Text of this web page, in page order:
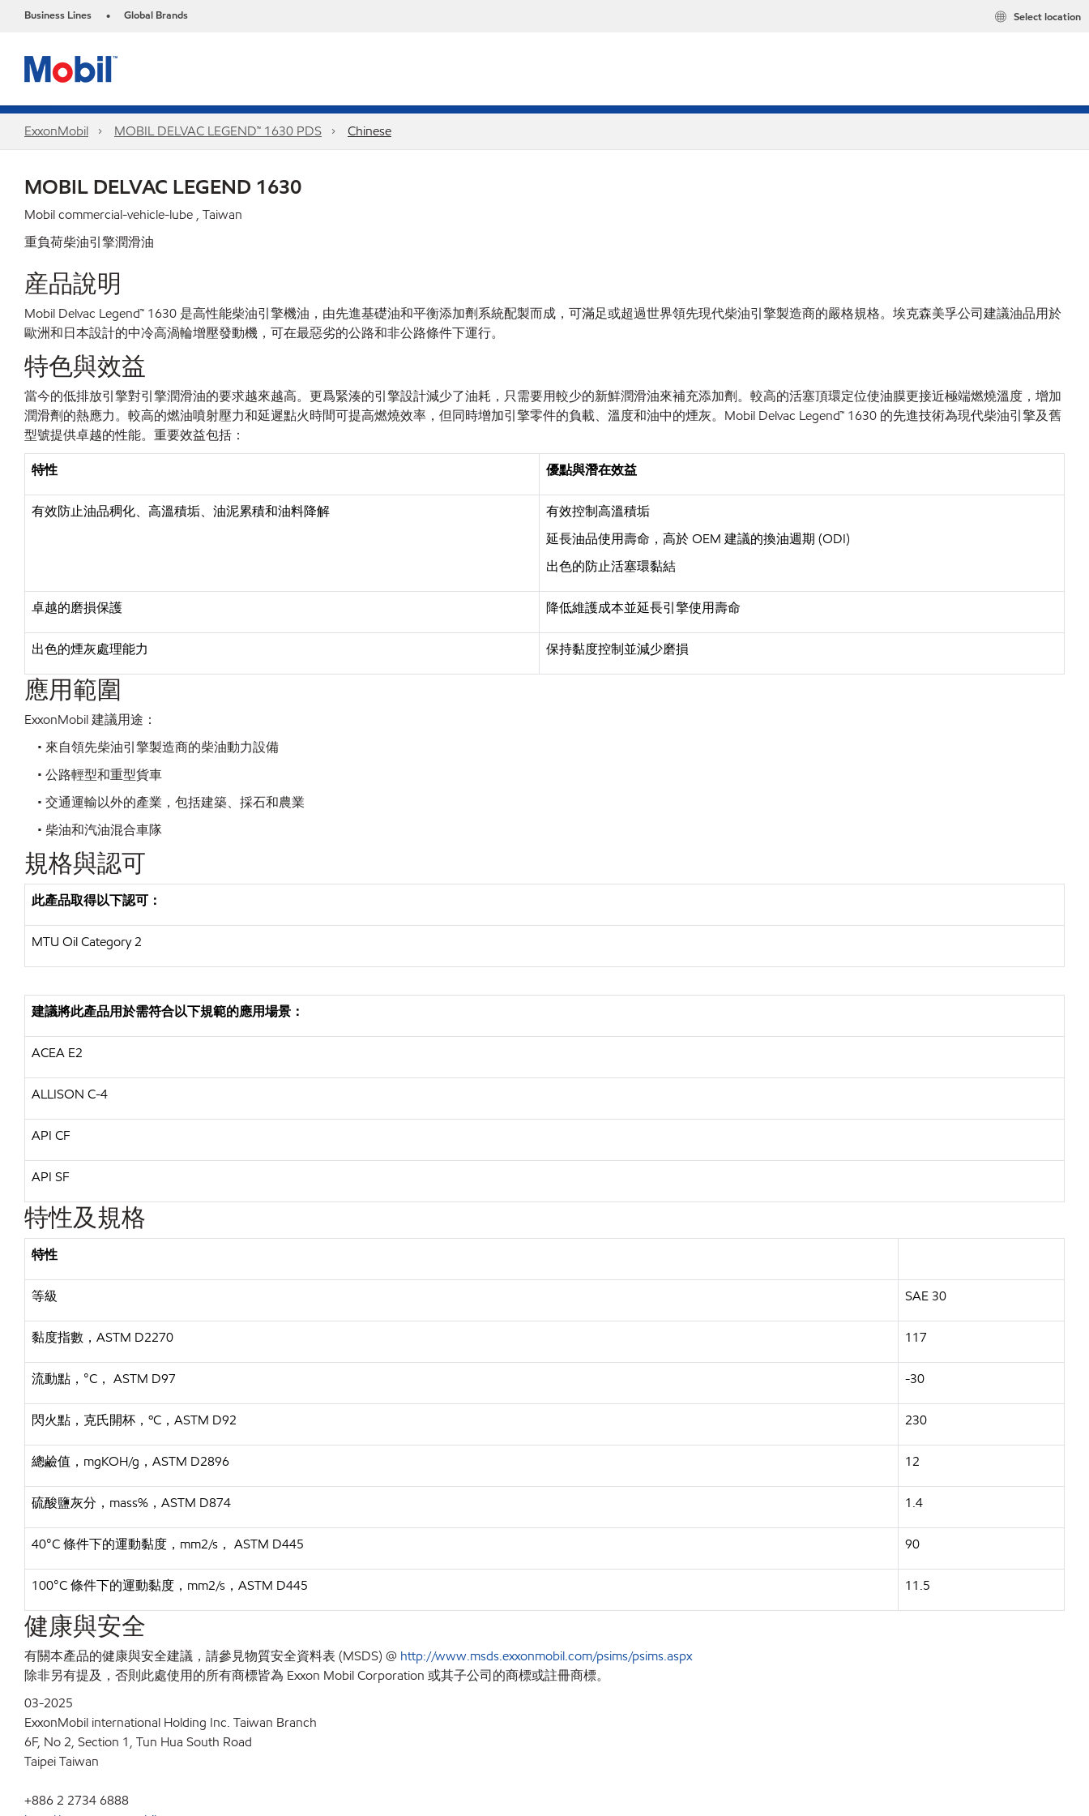
Business Lines • Global Brands Select location
ExxonMobil MOBIL DELVAC LEGEND™ 1630 PDS Chinese
MOBIL DELVAC LEGEND 1630
Mobil commercial-vehicle-lube , Taiwan
重負荷柴油引擎潤滑油
産品說明
Mobil Delvac Legend™ 1630 是高性能柴油引擎機油，由先進基礎油和平衡添加劑系統配製而成，可滿足或超過世界領先現代柴油引擎製造商的嚴格規格。埃克森美孚公司建議油品用於
歐洲和日本設計的中冷高渦輪增壓發動機，可在最惡劣的公路和非公路條件下運行。
特色與效益
當今的低排放引擎對引擎潤滑油的要求越來越高。更爲緊湊的引擎設計減少了油耗，只需要用較少的新鮮潤滑油來補充添加劑。較高的活塞頂環定位使油膜更接近極端燃燒溫度，增加
潤滑劑的熱應力。較高的燃油噴射壓力和延遲點火時間可提高燃燒效率，但同時增加引擎零件的負載、溫度和油中的煙灰。Mobil Delvac Legend™ 1630 的先進技術為現代柴油引擎及舊
型號提供卓越的性能。重要效益包括：
特性 優點與潛在效益
有效防止油品稠化、高溫積垢、油泥累積和油料降解
有效控制高溫積垢
延長油品使用壽命，高於 OEM 建議的換油週期 (ODI)
出色的防止活塞環黏結
卓越的磨損保護 降低維護成本並延長引擎使用壽命
出色的煙灰處理能力 保持黏度控制並減少磨損
應用範圍
ExxonMobil 建議用途：
• 來自領先柴油引擎製造商的柴油動力設備
• 公路輕型和重型貨車
• 交通運輸以外的產業，包括建築、採石和農業
• 柴油和汽油混合車隊
規格與認可
此產品取得以下認可：
MTU Oil Category 2
建議將此產品用於需符合以下規範的應用場景：
ACEA E2
ALLISON C-4
API CF
API SF
特性及規格
特性
等級 SAE 30
黏度指數，ASTM D2270 117
流動點，°C， ASTM D97 -30
閃火點，克氏開杯，ºC，ASTM D92 230
總鹼值，mgKOH/g，ASTM D2896 12
硫酸鹽灰分，mass%，ASTM D874 1.4
40°C 條件下的運動黏度，mm2/s， ASTM D445 90
100°C 條件下的運動黏度，mm2/s，ASTM D445 11.5
健康與安全
有關本產品的健康與安全建議，請參見物質安全資料表 (MSDS) @ http://www.msds.exxonmobil.com/psims/psims.aspx
除非另有提及，否則此處使用的所有商標皆為 Exxon Mobil Corporation 或其子公司的商標或註冊商標。
03-2025
ExxonMobil international Holding Inc. Taiwan Branch
6F, No 2, Section 1, Tun Hua South Road
Taipei Taiwan
+886 2 2734 6888